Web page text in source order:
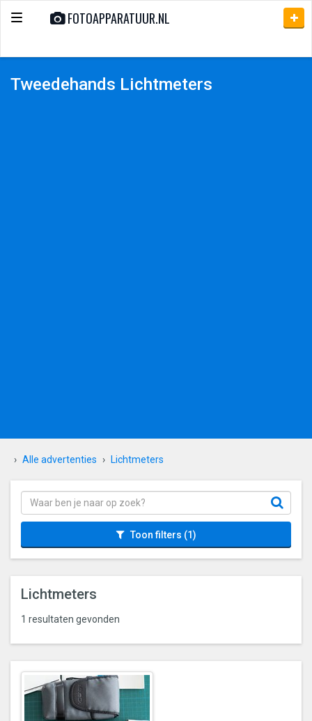
Toggle
FOTOAPPARATUUR.NL
Tweedehands Lichtmeters
Alle advertenties Lichtmeters
Toon filters (1)
Lichtmeters
1 resultaten gevonden